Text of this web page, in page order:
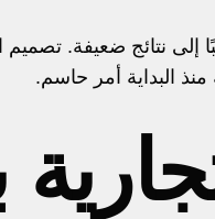
نتائج ضعيفة. تصميم
منذ البداية أمر حاسم.